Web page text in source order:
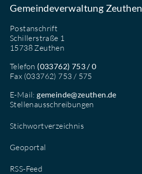
Gemeindeverwaltung Zeuthen
Postanschrift
Schillerstraße 1
15738 Zeuthen
Telefon (033762) 753 / 0
Fax (033762) 753 / 575
E-Mail:gemeinde@zeuthen.de
Stellenausschreibungen
Stichwortverzeichnis
Geoportal
RSS-Feed